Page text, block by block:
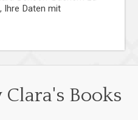
Ihre Daten mit
Books